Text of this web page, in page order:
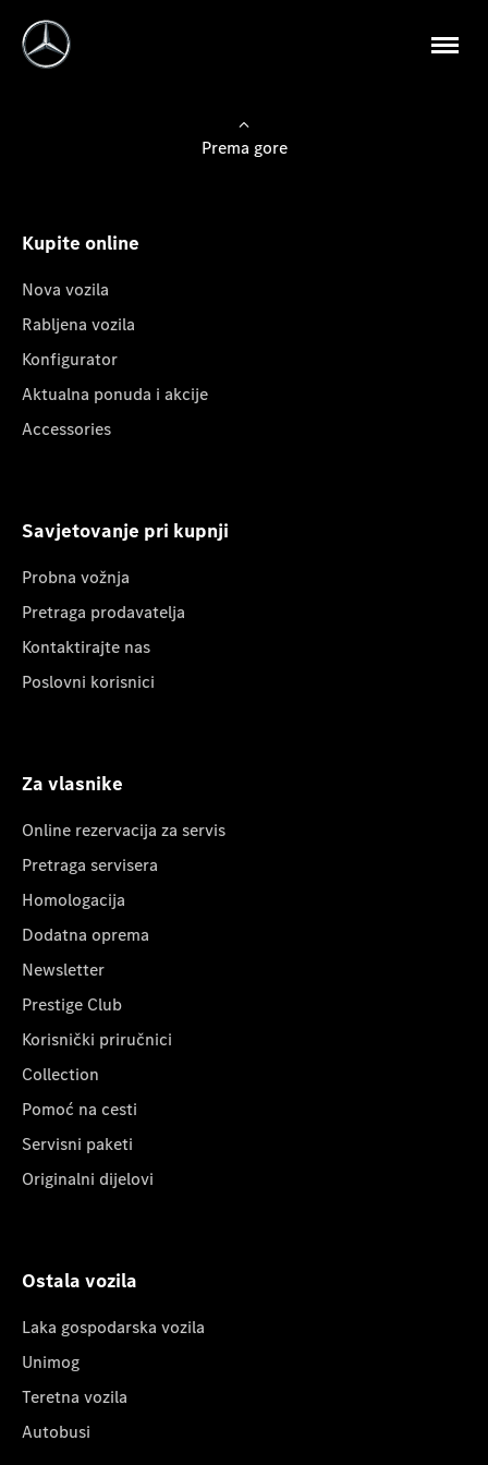
Prema gore
Kupite online
Nova vozila
Rabljena vozila
Konfigurator
Aktualna ponuda i akcije
Accessories
Savjetovanje pri kupnji
Probna vožnja
Pretraga prodavatelja
Kontaktirajte nas
Poslovni korisnici
Za vlasnike
Online rezervacija za servis
Pretraga servisera
Homologacija
Dodatna oprema
Newsletter
Prestige Club
Korisnički priručnici
Collection
Pomoć na cesti
Servisni paketi
Originalni dijelovi
Ostala vozila
Laka gospodarska vozila
Unimog
Teretna vozila
Autobusi